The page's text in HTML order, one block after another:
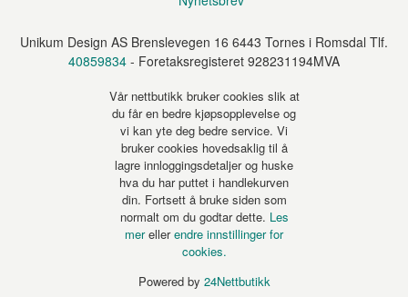
Unikum Design AS Brenslevegen 16 6443 Tornes i Romsdal Tlf.
40859834 - Foretaksregisteret 928231194MVA
Vår nettbutikk bruker cookies slik at
du får en bedre kjøpsopplevelse og
vi kan yte deg bedre service. Vi
bruker cookies hovedsaklig til å
lagre innloggingsdetaljer og huske
hva du har puttet i handlekurven
din. Fortsett å bruke siden som
normalt om du godtar dette. Les
merellerendre innstillinger for
cookies.
Powered by 24Nettbutikk